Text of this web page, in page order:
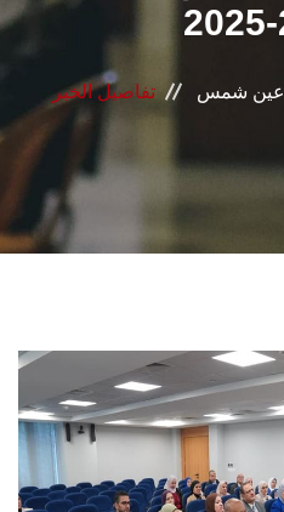
الرعاية الصحية
المراكز والوحدات
الأنظمة الذكية
الإعلام
الطلاب
هيئة التدريس
الدراسات العليا
عين شمس تفاصيل الخبر